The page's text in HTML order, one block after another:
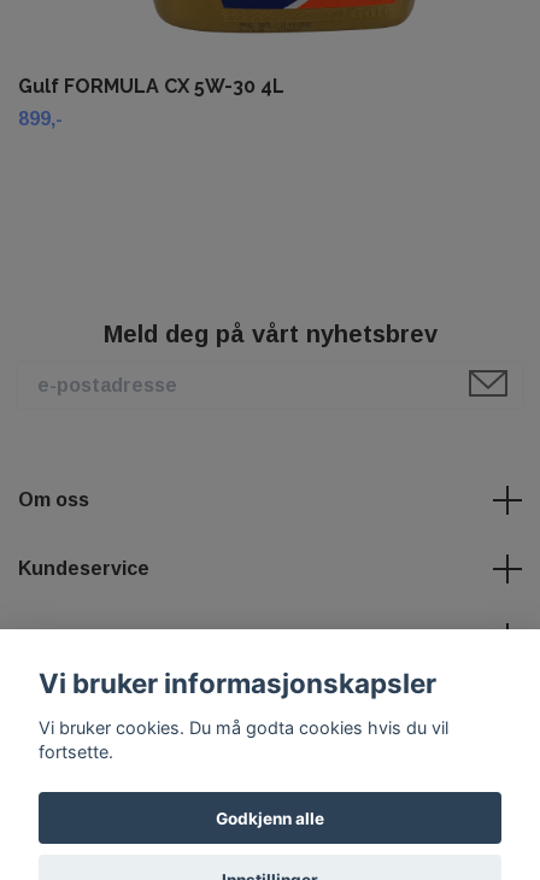
Gulf FORMULA CX 5W-30 4L
899,-
Meld deg på vårt nyhetsbrev
Om oss
Kundeservice
© 2026 TuningshoppenPowered by Quickbutik
Vi bruker informasjonskapsler
Vi bruker cookies. Du må godta cookies hvis du vil
fortsette.
Godkjenn alle